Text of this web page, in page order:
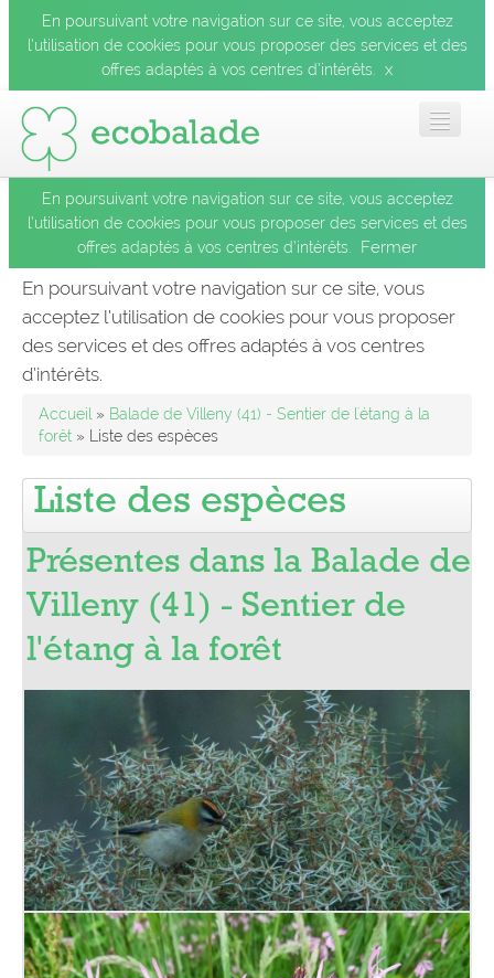
En poursuivant votre navigation sur ce site, vous acceptez
l’utilisation de cookies pour vous proposer des services et des
offres adaptés à vos centres d’intérêts.
x
Accueil
Les balades
Les espèces
Pro
En poursuivant votre navigation sur ce site, vous acceptez
l’utilisation de cookies pour vous proposer des services et des
offres adaptés à vos centres d’intérêts.
Fermer
En poursuivant votre navigation sur ce site, vous
acceptez l’utilisation de cookies pour vous proposer
des services et des offres adaptés à vos centres
d’intérêts.
Accueil » Balade de Villeny (41) - Sentier de l'étang à la
forêt » Liste des espèces
Liste des espèces
Présentes dans la Balade de
Villeny (41) - Sentier de
l'étang à la forêt